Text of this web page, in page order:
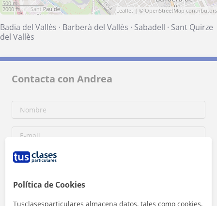
500 m
2000 ft
Leaflet | © OpenStreetMap contributors
Badia del Vallès · Barberà del Vallès · Sabadell · Sant Quirze
del Vallès
Contacta con Andrea
Política de Cookies
Tusclasesparticulares almacena datos, tales como cookies,